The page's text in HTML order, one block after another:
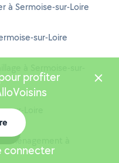
à Sermoise-sur-Loire
sur-Loire
sur-Loire
à
profiter
connecter